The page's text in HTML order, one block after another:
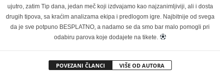
ujutro, zatim Tip dana, jedan meč koji izdvajamo kao najzanimljiviji, ali i dosta
drugih tipova, sa kraćim analizama ekipa i predlogom igre. Najbitnije od svega
da je sve potpuno BESPLATNO, a nadamo se da smo bar malo pomogli pri
odabiru parova koje dodajete na tikete.
POVEZANI ČLANCI VIŠE OD AUTORA